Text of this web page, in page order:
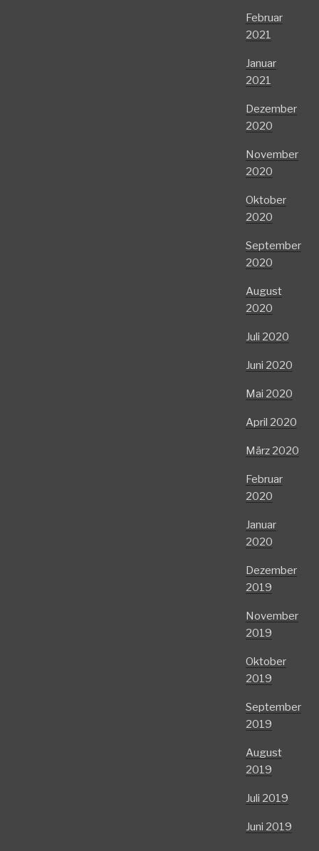
Februar
2021
Januar
2021
Dezember
2020
November
2020
Oktober
2020
September
2020
August
2020
Juli 2020
Juni 2020
Mai 2020
April 2020
März 2020
Februar
2020
Januar
2020
Dezember
2019
November
2019
Oktober
2019
September
2019
August
2019
Juli 2019
Juni 2019